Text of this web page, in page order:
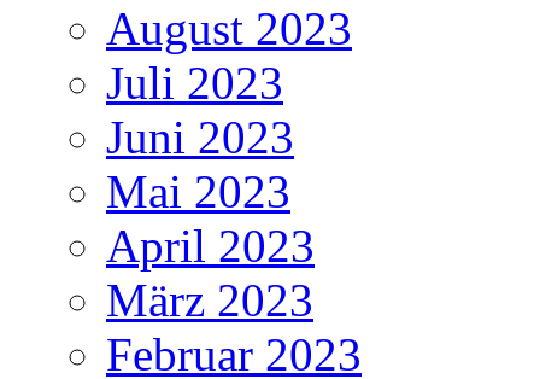
August 2023
Juli 2023
Juni 2023
Mai 2023
April 2023
März 2023
Februar 2023